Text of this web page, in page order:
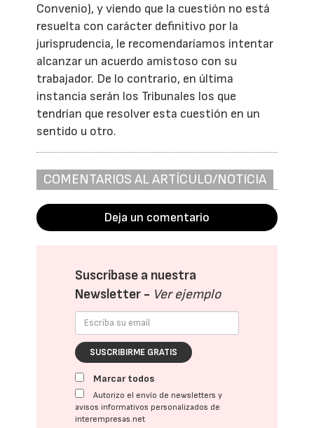
Convenio), y viendo que la cuestión no está
resuelta con carácter definitivo por la
jurisprudencia, le recomendaríamos intentar
alcanzar un acuerdo amistoso con su
trabajador. De lo contrario, en última
instancia serán los Tribunales los que
tendrían que resolver esta cuestión en un
sentido u otro.
COMENTARIOS AL ARTÍCULO/NOTICIA
Deja un comentario
Suscríbase a nuestra
Newsletter - Ver ejemplo
SUSCRIBIRME GRATIS
Marcar todos
Autorizo el envío de newsletters y
avisos informativos personalizados de
interempresas.net